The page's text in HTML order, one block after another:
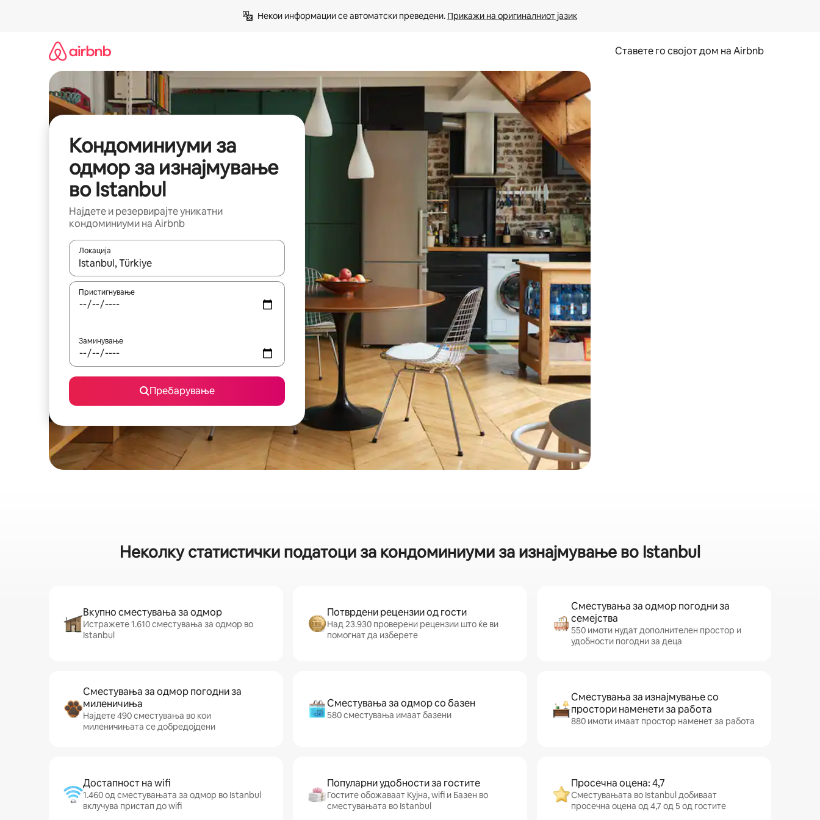
Некои информации се автоматски преведени. Прикажи на оригиналниот јазик
Ставете го својот дом на Airbnb
Кондоминиуми за
одмор за изнајмување
во Istanbul
Најдете и резервирајте уникатни
кондоминиуми на Airbnb
Локација
Кога резултатите се достапни, движете се со копчињата со стрелки нагоре и надолу или истражувајте со допирање или со лизгање.
Пристигнување
Заминување
Пребарување
Неколку статистички податоци за кондоминиуми за изнајмување во Istanbul
Вкупно сместувања за одмор
Истражете 1.610 сместувања за одмор во
Istanbul
Потврдени рецензии од гости
Над 23.930 проверени рецензии што ќе ви
помогнат да изберете
Сместувања за одмор погодни за
семејства
550 имоти нудат дополнителен простор и
удобности погодни за деца
Сместувања за одмор погодни за
миленичиња
Најдете 490 сместувања во кои
миленичињата се добредојдени
Сместувања за одмор со базен
580 сместувања имаат базени
Сместувања за изнајмување со
простори наменети за работа
880 имоти имаат простор наменет за работа
Достапност на wifi
1.460 од сместувањата за одмор во Istanbul
вклучува пристап до wifi
Популарни удобности за гостите
Гостите обожаваат Кујна, wifi и Базен во
сместувањата во Istanbul
Просечна оцена: 4,7
Сместувањата во Istanbul добиваат
просечна оцена од 4,7 од 5 од гостите